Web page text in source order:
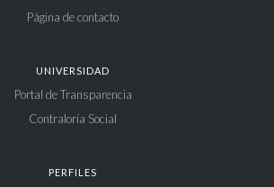
Página de contacto
UNIVERSIDAD
Portal de Transparencia
Contraloría Social
PERFILES